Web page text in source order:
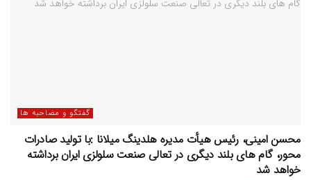
گفتگو و مصاحبه ها
محسن امینی، رئیس هیأت مدیره هلدینگ میلانا :با تولید صادرات
محور، گام های بلند دیگری در تعالی صنعت سلولزی ایران برداشته
خواهد شد